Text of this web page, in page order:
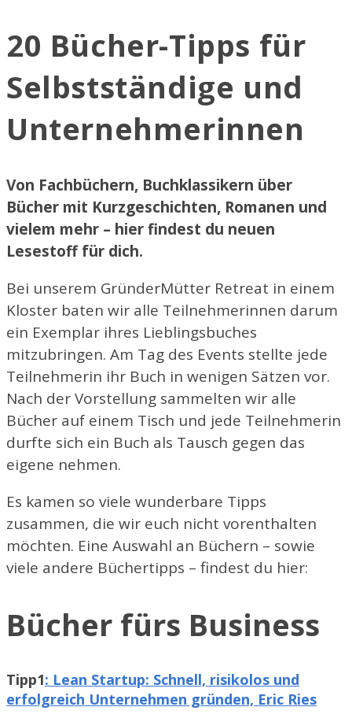
20 Bücher-Tipps für
Selbstständige und
Unternehmerinnen
Von Fachbüchern, Buchklassikern über
Bücher mit Kurzgeschichten, Romanen und
vielem mehr – hier findest du neuen
Lesestoff für dich.
Bei unserem GründerMütter Retreat in einem
Kloster baten wir alle Teilnehmerinnen darum
ein Exemplar ihres Lieblingsbuches
mitzubringen. Am Tag des Events stellte jede
Teilnehmerin ihr Buch in wenigen Sätzen vor.
Nach der Vorstellung sammelten wir alle
Bücher auf einem Tisch und jede Teilnehmerin
durfte sich ein Buch als Tausch gegen das
eigene nehmen.
Es kamen so viele wunderbare Tipps
zusammen, die wir euch nicht vorenthalten
möchten. Eine Auswahl an Büchern – sowie
viele andere Büchertipps – findest du hier:
Bücher fürs Business
Tipp1: Lean Startup: Schnell, risikolos und
erfolgreich Unternehmen gründen, Eric Ries